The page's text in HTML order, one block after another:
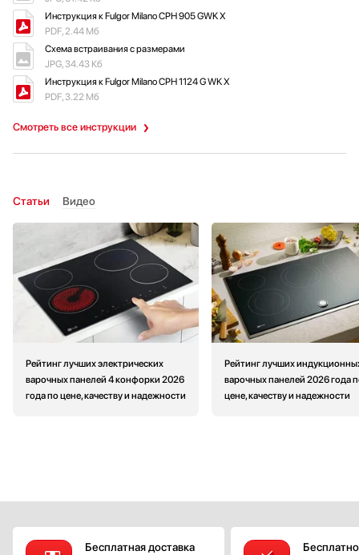
Смотреть все инструкции
Инструкция к Fulgor Milano CPH 905 GWK X
PDF, 2.44 Мб
Схема встраивания с размерами
JPG, 34.43 Кб
Инструкция к Fulgor Milano CPH 1124 G WK X
PDF, 3.22 Мб
Статьи Видео
Рейтинг лучших электрических
варочных панелей 4 конфорки 2026
года по цене, качеству и надежности
Рейтинг лучших
варочных панелей 2026 года
цене, качеству и надежности
Бесплатная доставка